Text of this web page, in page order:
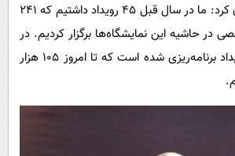
اصفهان دانست و بیان کرد: ما در سال قبل ۴۵ رویداد داشتیم که ۲۴۱
در حاشیه این نمایشگاه‌ها برگزار کردیم. در
سال ۱۴۰۴ نیز ۴۹ رویداد برنامه‌ریزی شده است که تا امروز ۱۰۵ هزار